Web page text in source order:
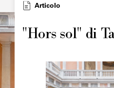
TypeArticolo
"Hors sol" di
principale
Image
principale